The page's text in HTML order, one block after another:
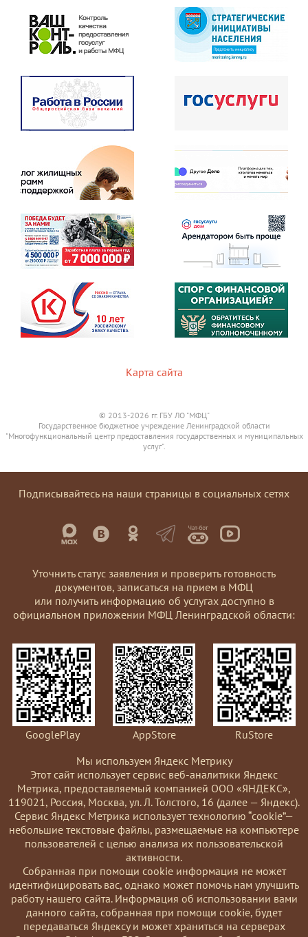
Карта сайта
© 2013-2026 гг. ГБУ ЛО "МФЦ"
Государственное бюджетное учреждение Ленинградской области
"Многофункциональный центр предоставления государственных и муниципальных
услуг".
Подписывайтесь на наши страницы в социальных сетях
Уточнить статус заявления и проверить готовность
документов, записаться на прием в МФЦ
или получить информацию об услугах доступно в
официальном приложении МФЦ Ленинградской области:
GooglePlay AppStore
RuStore
Мы используем Яндекс Метрику
Этот сайт использует сервис веб-аналитики Яндекс
Метрика, предоставляемый компанией ООО «ЯНДЕКС»,
119021, Россия, Москва, ул. Л. Толстого, 16 (далее — Яндекс).
Сервис Яндекс Метрика использует технологию “cookie”—
небольшие текстовые файлы, размещаемые на компьютере
пользователей с целью анализа их пользовательской
активности.
Coбранная при помощи cookie информация не может
идентифицировать вас, однако может помочь нам улучшить
работу нашего сайта. Информация об использовании вами
данного сайта, собранная при помощи cookie, будет
передаваться Яндексу и может храниться на серверах